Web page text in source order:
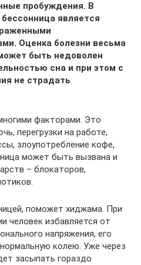
пробуждения. В
является
Оценка болезни весьма
быть недоволен
сна и при этом с
не страдать
факторами. Это
перегрузки на работе,
злоупотребление кофе,
может быть вызвана и
– блокаторов,
поможет хиджама. При
человек избавляется от
напряжения, его
колею. Уже через
засыпать гораздо